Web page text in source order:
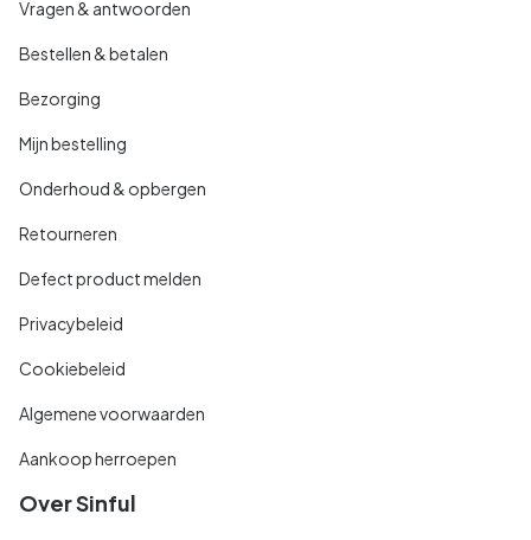
Vragen & antwoorden
Bestellen & betalen
Bezorging
Mijn bestelling
Onderhoud & opbergen
Retourneren
Defect product melden
Privacybeleid
Cookiebeleid
Algemene voorwaarden
Aankoop herroepen
Over Sinful